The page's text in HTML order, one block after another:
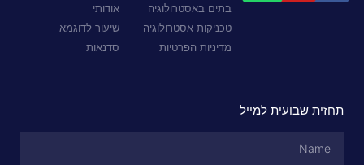
בתים באסטרולוגיה
טכניקות אסטרולוגיה
מדיניות הפרטיות
אודותי
שיעור לדוגמא
סדנאות
תחזית שבועית למייל